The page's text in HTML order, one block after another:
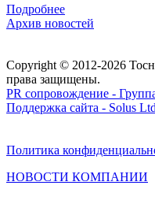
Подробнее
Архив новостей
Copyright © 2012-2026
права защищены.
PR сопровождение -
Поддержка сайта - Solus
Политика
НОВОСТИ КОМПАНИИ